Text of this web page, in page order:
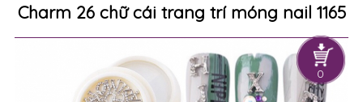
0
Charm 26 chữ cái trang trí móng nail 1165